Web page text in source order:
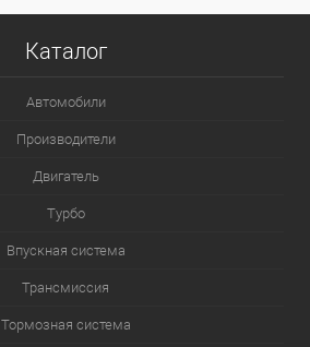
Каталог
Автомобили
Производители
Двигатель
Турбо
Впускная система
Трансмиссия
Тормозная система